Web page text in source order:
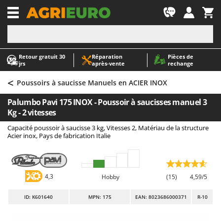
Retour gratuit 30
jrs
Réparation
après‑vente
Pièces de
rechange
-1
A
Abris de jardin
Accessoires pour tracteurs tondeuses autoportés
Aérateurs Scarificateurs pour gazon
Arracheuses de pommes de terre pour tracteur
Aspirateurs - Balais Électriques
Aspirateurs à cendres
Aspirateurs à feuilles sur roues
Aspirateurs de piscine
Aspirateurs Multifonctions
Atomiseurs agricoles pour tracteurs
A
AgriEuro Premium
AgriEuro TOP-LINE
AGT
Aima
Airmec
AL-KO
ALA 2000
Alce
Alpina
< Poussoirs à saucisse Manuels en ACIER INOX
Palumbo Pavi 175 INOX - Poussoir à saucisses manuel 3
Kg - 2 vitesses
Capacité poussoir à saucisse 3 kg, Vitesses 2, Matériau de la structure
Acier inox, Pays de fabrication Italie
4,3 Hobby (15) 4,59/5
ID: K601640 MPN: 175 EAN: 8023686000371 R-10